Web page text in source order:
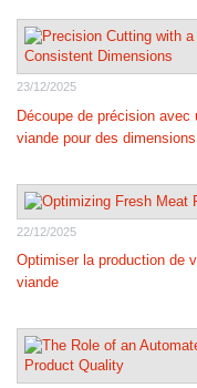
23/12/2025
Découpe de précision
viande pour des
22/12/2025
Optimiser la production de
viande